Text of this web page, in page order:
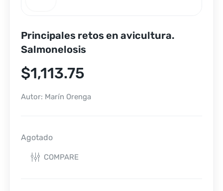
Principales retos en avicultura.
Salmonelosis
$1,113.75
Autor: Marín Orenga
Agotado
COMPARE